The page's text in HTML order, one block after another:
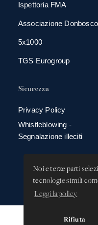
Noi e terze parti
tecnologie simili
Leggi la policy
Rifiuta
Ispettoria FMA
Associazione
5x1000
TGS Eurogroup
Sicurezza
Privacy Policy
Whistleblowing -
Segnalazione illeciti